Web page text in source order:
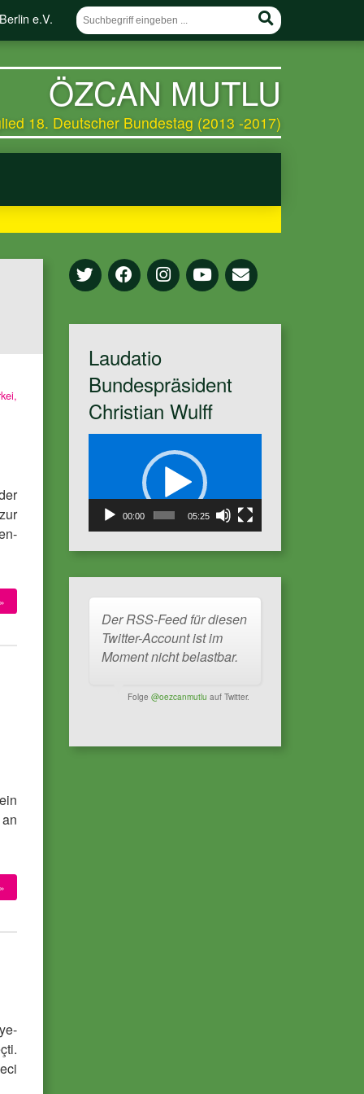
e.V.
ÖZCAN MUTLU
18. Deutscher Bundestag (2013 -2017)
,
Laudatio
Bundespräsident
Christian Wulff
00:00 05:25
Der RSS-Feed für diesen
Twitter-Account ist im
Moment nicht belastbar.
Folge @oezcanmutlu auf Twitter.